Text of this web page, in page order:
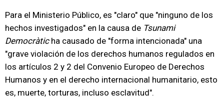
Para el Ministerio Público, es "claro" que "ninguno de los
hechos investigados" en la causa de Tsunami
Democràticha causado de "forma intencionada" una
"grave violación de los derechos humanos regulados en
los artículos 2 y 2 del Convenio Europeo de Derechos
Humanos y en el derecho internacional humanitario, esto
es, muerte, torturas, incluso esclavitud".